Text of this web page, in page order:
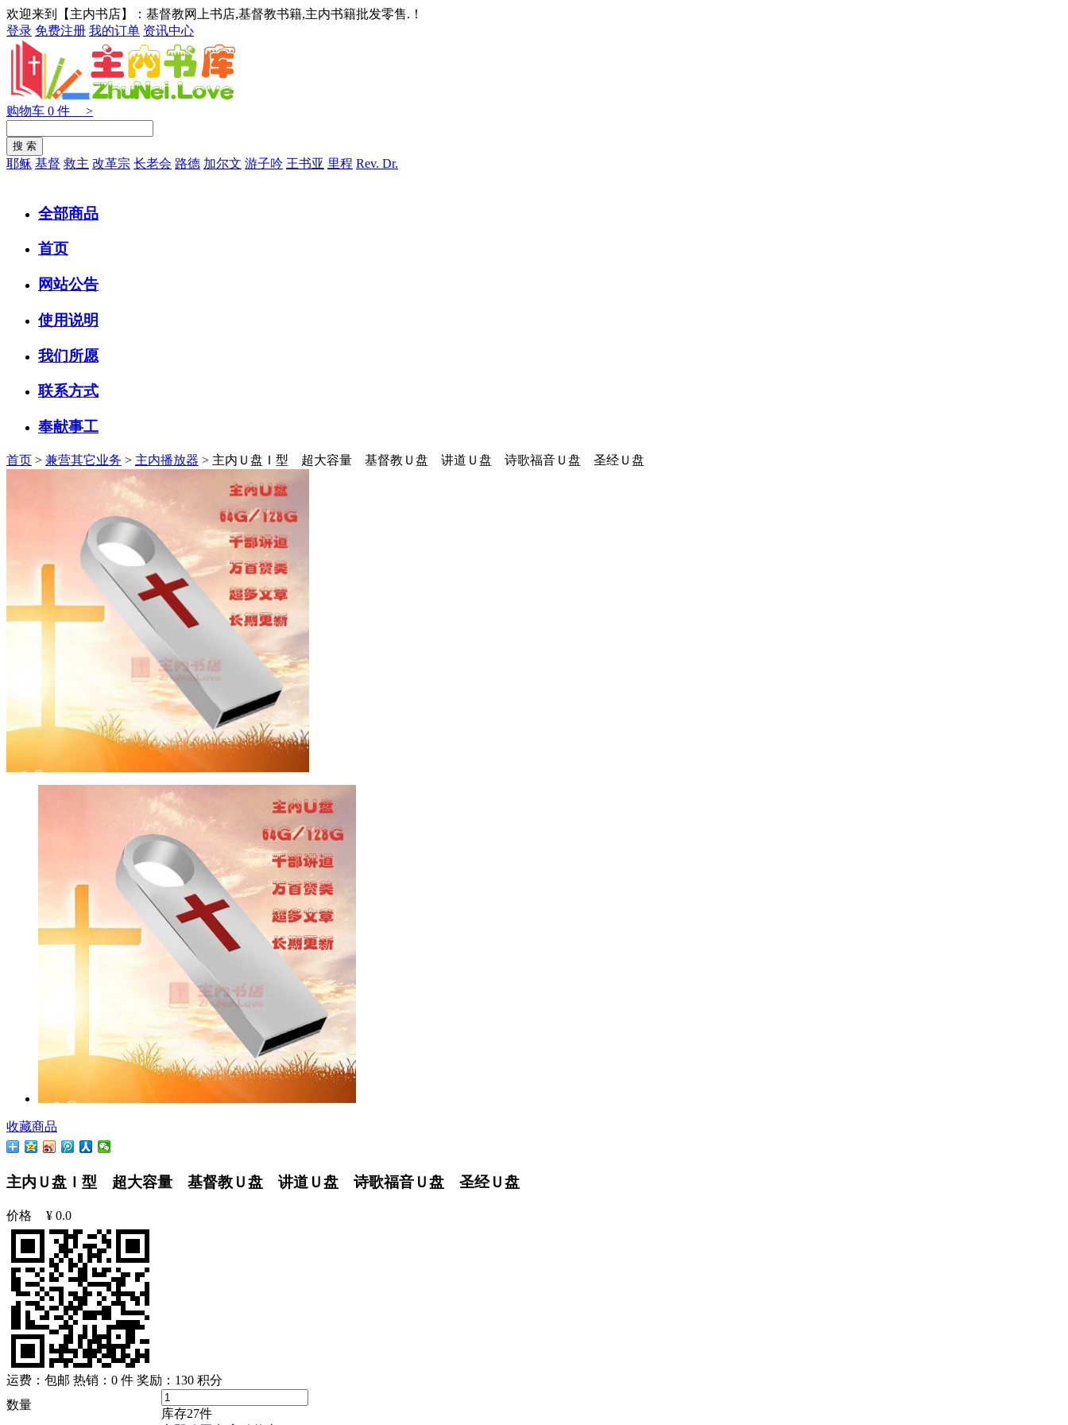
欢迎来到【主内书店】：基督教网上书店,基督教书籍,主内书籍批发零售.！
登录 免费注册 我的订单 资讯中心
购物车 0 件 >
耶稣 基督 救主 改革宗 长老会 路德 加尔文 游子吟 王书亚 里程 Rev. Dr.
全部商品
首页
网站公告
使用说明
我们所愿
联系方式
奉献事工
首页 > 兼营其它业务 > 主内播放器 > 主内Ｕ盘Ｉ型 超大容量 基督教Ｕ盘 讲道Ｕ盘 诗歌福音Ｕ盘 圣经Ｕ盘
收藏商品
主内Ｕ盘Ｉ型 超大容量 基督教Ｕ盘 讲道Ｕ盘 诗歌福音Ｕ盘 圣经Ｕ盘
价格 ¥ 0.0
运费：包邮 热销：0 件 奖励： 130 积分
数量
库存27件